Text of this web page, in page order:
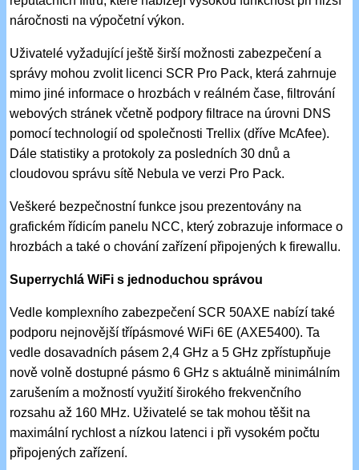
náročnosti na výpočetní výkon.
Uživatelé vyžadující ještě širší možnosti zabezpečení a
správy mohou zvolit licenci SCR Pro Pack, která zahrnuje
mimo jiné informace o hrozbách v reálném čase, filtrování
webových stránek včetně podpory filtrace na úrovni DNS
pomocí technologií od společnosti Trellix (dříve McAfee).
Dále statistiky a protokoly za posledních 30 dnů a
cloudovou správu sítě Nebula ve verzi Pro Pack.
Veškeré bezpečnostní funkce jsou prezentovány na
grafickém řídicím panelu NCC, který zobrazuje informace o
hrozbách a také o chování zařízení připojených k firewallu.
Superrychlá WiFi s jednoduchou správou
Vedle komplexního zabezpečení SCR 50AXE nabízí také
podporu nejnovější třípásmové WiFi 6E (AXE5400). Ta
vedle dosavadních pásem 2,4 GHz a 5 GHz zpřístupňuje
nově volně dostupné pásmo 6 GHz s aktuálně minimálním
zarušením a možností využití širokého frekvenčního
rozsahu až 160 MHz. Uživatelé se tak mohou těšit na
maximální rychlost a nízkou latenci i při vysokém počtu
připojených zařízení.